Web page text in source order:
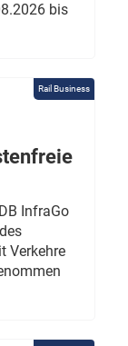
bis
Rail Business
InfraGo
Verkehre